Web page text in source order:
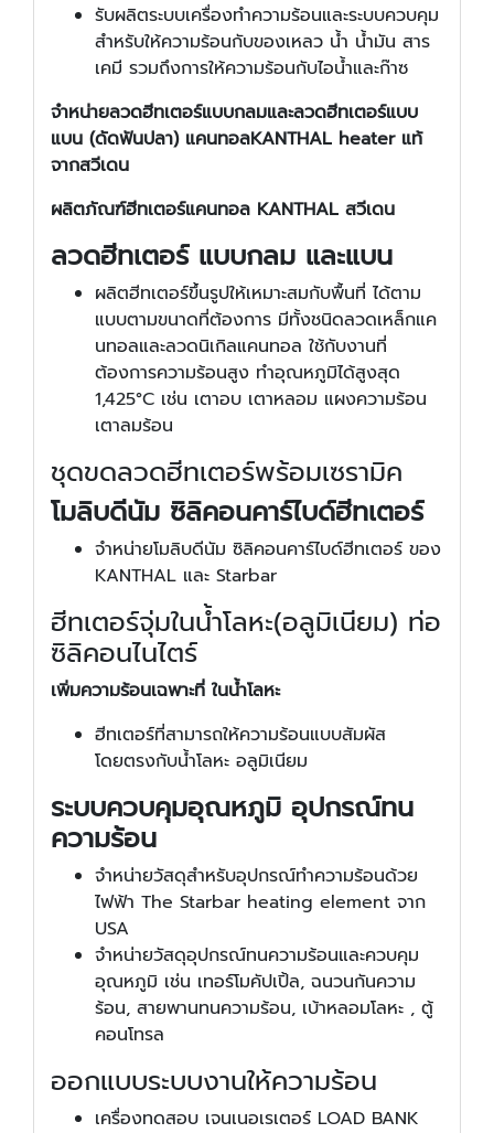
รับผลิตระบบเครื่องทำความร้อนและระบบควบคุม
สำหรับให้ความร้อนกับของเหลว น้ำ น้ำมัน สาร
เคมี รวมถึงการให้ความร้อนกับไอน้ำและก๊าซ
จำหน่ายลวดฮีทเตอร์แบบกลมและลวดฮีทเตอร์แบบ
แบน (ดัดฟันปลา) แคนทอลKANTHAL heater แท้
จากสวีเดน
ผลิตภัณฑ์ฮีทเตอร์แคนทอล KANTHAL สวีเดน
ลวดฮีทเตอร์ แบบกลม และแบน
ผลิตฮีทเตอร์ขึ้นรูปให้เหมาะสมกับพื้นที่ ได้ตาม
แบบตามขนาดที่ต้องการ มีทั้งชนิดลวดเหล็กแค
นทอลและลวดนิเกิลแคนทอล ใช้กับงานที่
ต้องการความร้อนสูง ทำอุณหภูมิได้สูงสุด
1,425°C เช่น เตาอบ เตาหลอม แผงความร้อน
เตาลมร้อน
ชุดขดลวดฮีทเตอร์พร้อมเซรามิค
โมลิบดีนัม ซิลิคอนคาร์ไบด์ฮีทเตอร์
จำหน่ายโมลิบดีนัม ซิลิคอนคาร์ไบด์ฮีทเตอร์ ของ
KANTHAL และ Starbar
ฮีทเตอร์จุ่มในน้ำโลหะ(อลูมิเนียม) ท่อ
ซิลิคอนไนไตร์
เพิ่มความร้อนเฉพาะที่ ในน้ำโลหะ
ฮีทเตอร์ที่สามารถให้ความร้อนแบบสัมผัส
โดยตรงกับน้ำโลหะ อลูมิเนียม
ระบบควบคุมอุณหภูมิ อุปกรณ์ทน
ความร้อน
จำหน่ายวัสดุสำหรับอุปกรณ์ทำความร้อนด้วย
ไฟฟ้า The Starbar heating element จาก
USA
จำหน่ายวัสดุอุปกรณ์ทนความร้อนและควบคุม
อุณหภูมิ เช่น เทอร์โมคัปเปิ้ล, ฉนวนกันความ
ร้อน, สายพานทนความร้อน, เบ้าหลอมโลหะ , ตู้
คอนโทรล
ออกแบบระบบงานให้ความร้อน
เครื่องทดสอบ เจนเนอเรเตอร์ LOAD BANK